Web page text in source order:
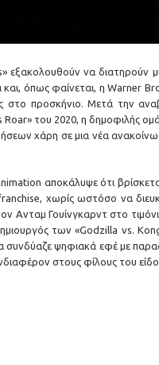
εξακολουθούν να
όπως φαίνεται, η Warner
στο προσκήνιο. Μετά την
του 2020, η δημοφιλής
χάρη σε μια νέα
αποκάλυψε ότι
χωρίς ωστόσο να
Aνταμ Γουίνγκαρντ στο
των «Godzilla vs.
συνδύαζε ψηφιακά εφέ με
στους φίλους του